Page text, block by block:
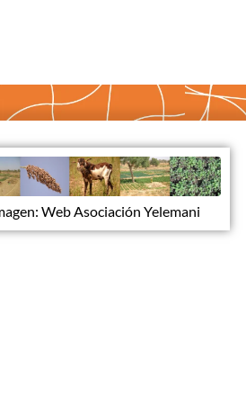
Web Asociación Yelemani